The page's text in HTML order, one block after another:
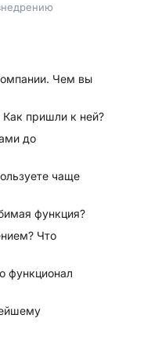
Чем вы
пришли к ней?
до
чаще
функция?
Что
функционал